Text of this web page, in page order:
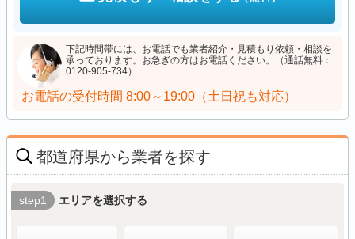
下記時間帯には、お電話でも業者紹介・見積もり依頼・相談を
承っております。お急ぎの方はお電話ください。（通話無料：
0120-905-734）
お電話の受付時間 8:00～19:00（土日祝も対応）
都道府県から業者を探す
step1 エリアを選択する